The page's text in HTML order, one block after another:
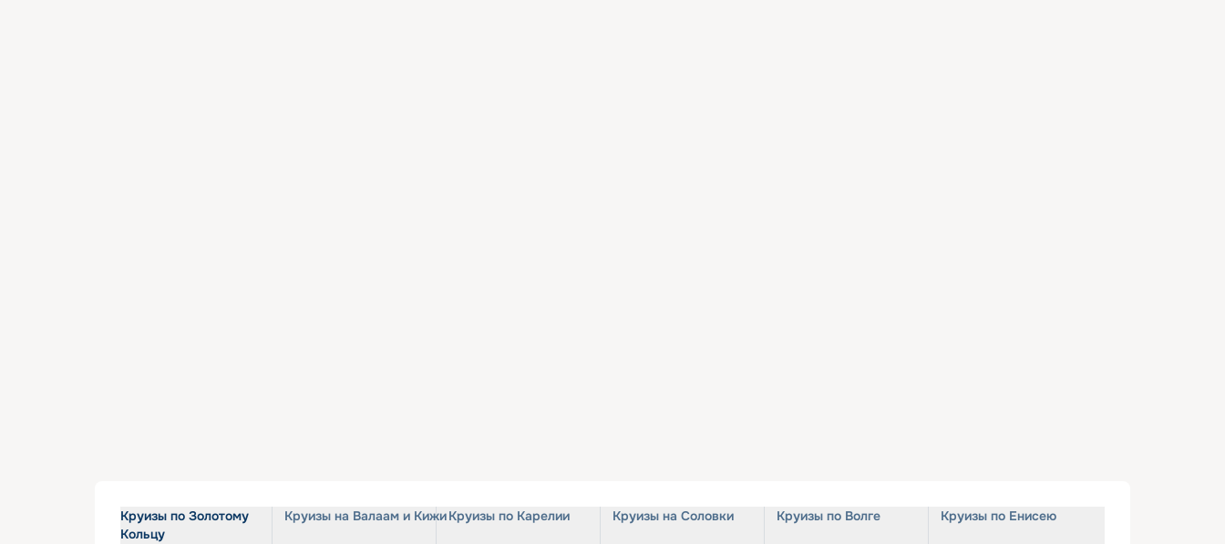
Круизы по Золотому
Кольцу
Круизы на Валаам и КижиКруизы по Карелии Круизы на Соловки Круизы по Волге Круизы по Енисею